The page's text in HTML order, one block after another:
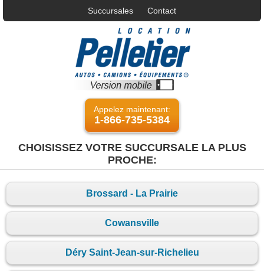
Succursales Contact
Appelez maintenant:
1-866-735-5384
CHOISISSEZ VOTRE SUCCURSALE LA PLUS
PROCHE:
Brossard - La Prairie
Cowansville
Déry Saint-Jean-sur-Richelieu